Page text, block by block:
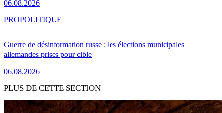
06.08.2026
Guerre de désinformation russe : les élections municipales
allemandes prises pour cible
06.08.2026
PROPOLITIQUE
PLUS DE CETTE SECTION